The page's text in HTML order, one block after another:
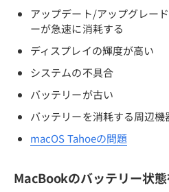
アップデート/アップグレー
ーが急速に消耗する
ディスプレイの輝度が高い
システムの不具合
バッテリーが古い
バッテリーを消耗する周辺機
macOS Tahoeの問題
MacBookのバッテリー状